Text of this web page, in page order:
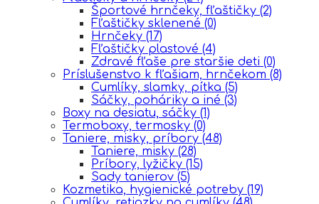
Športové hrnčeky, fľaštičky (2)
Fľaštičky sklenené (0)
Hrnčeky (17)
Fľaštičky plastové (4)
Zdravé fľaše pre staršie deti (0)
Príslušenstvo k fľašiam, hrnčekom (8)
Cumlíky, slamky, pítka (5)
Sáčky, poháriky a iné (3)
Boxy na desiatu, sáčky (1)
Termoboxy, termosky (0)
Taniere, misky, príbory (48)
Taniere, misky (28)
Príbory, lyžičky (15)
Sady tanierov (5)
Kozmetika, hygienické potreby (19)